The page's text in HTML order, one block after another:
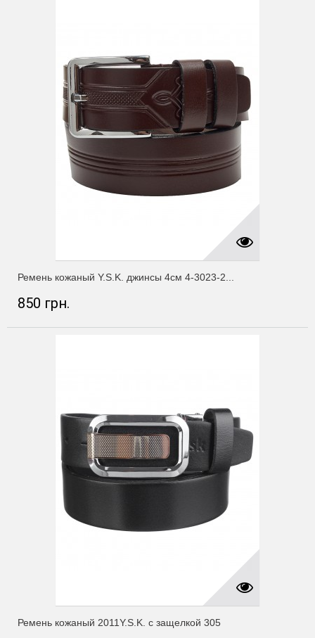
Ремень кожаный Y.S.K. джинсы 4см 4-3023-2...
850 грн.
Ремень кожаный 2011Y.S.K. с защелкой 305